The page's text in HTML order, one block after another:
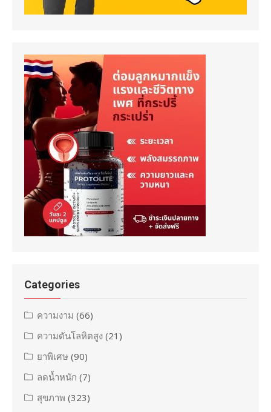
Categories
ความงาม (66)
ความดันโลหิตสูง (21)
ยาพิเศษ (90)
ลดน้ำหนัก (7)
สุขภาพ (323)